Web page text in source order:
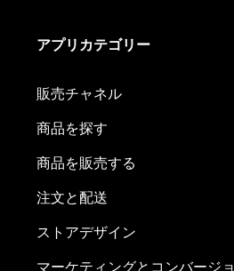
アプリカテゴリー
販売チャネル
商品を探す
商品を販売する
注文と配送
ストアデザイン
マーケティングとコンバージョ